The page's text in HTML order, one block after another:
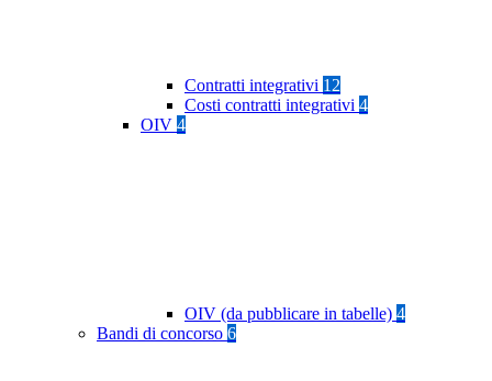
Contratti integrativi 12
Costi contratti integrativi 4
OIV 4
OIV (da pubblicare in tabelle) 4
Bandi di concorso 6